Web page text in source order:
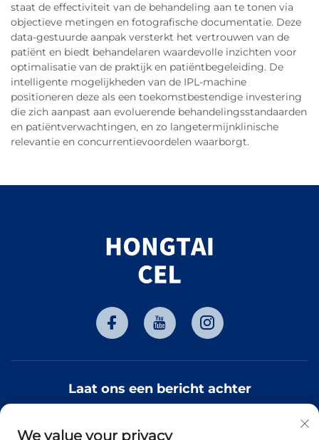
staat de effectiviteit van de behandeling aan te tonen via
objectieve metingen en fotografische documentatie. Deze
data-gestuurde aanpak versterkt het vertrouwen van de
patiënt en biedt behandelaren waardevolle inzichten voor
optimalisatie van de praktijk en patiëntbegeleiding. De
intelligente mogelijkheden van de IPL-machine
positioneren deze als een toekomstbestendige investering
die zich aanpast aan evoluerende behandelingsstandaarden
en patiëntverwachtingen, en zo langetermijnklinische
relevantie en concurrentievoordelen waarborgt.
Laat ons een bericht achter
We value your privacy